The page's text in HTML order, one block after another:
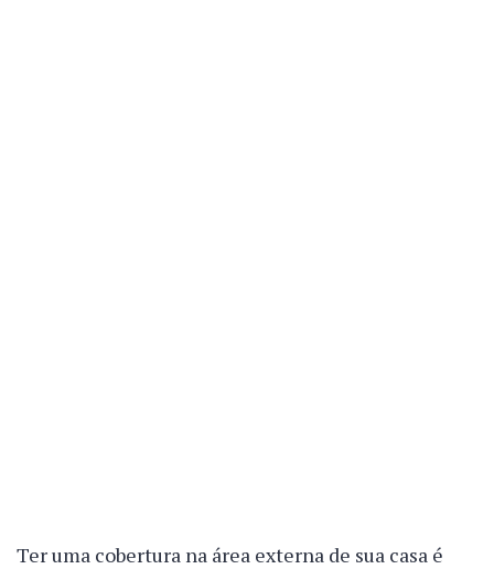
Ter uma cobertura na área externa de sua casa é